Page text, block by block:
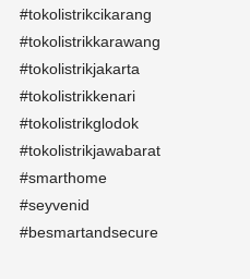
#tokolistrikcikarang
#tokolistrikkarawang
#tokolistrikjakarta
#tokolistrikkenari
#tokolistrikglodok
#tokolistrikjawabarat
#smarthome
#seyvenid
#besmartandsecure